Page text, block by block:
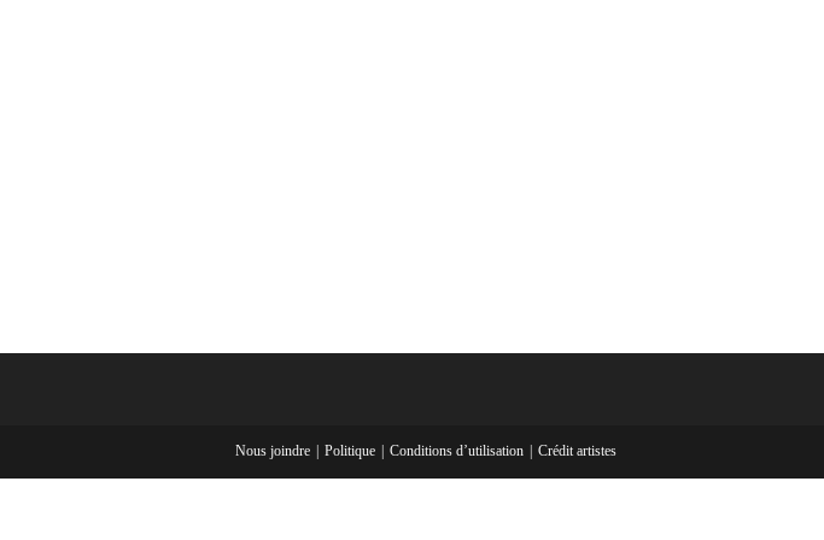
Nous joindre Politique Conditions d’utilisation Crédit artistes